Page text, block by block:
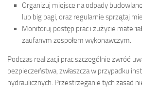
Organizuj miejsce na odpady
lub big bagi, oraz regularnie sprzątaj
Monitoruj postęp prac i zużycie
zaufanym zespołem wykonawczym.
Podczas realizacji prac szczególnie zwróć
bezpieczeństwa, zwłaszcza w przypadku
hydraulicznych. Przestrzeganie tych zasad